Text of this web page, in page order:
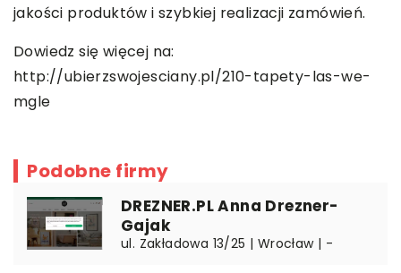
jakości produktów i szybkiej realizacji zamówień.
Dowiedz się więcej na:
http://ubierzswojesciany.pl/210-tapety-las-we-
mgle
Podobne firmy
DREZNER.PL Anna Drezner-
Gajak
ul. Zakładowa 13/25 | Wrocław | -